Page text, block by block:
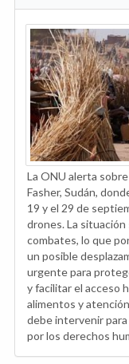
La ONU alerta
Fasher, Sudán,
19 y el 29 de
drones. La
combates, lo que
un posible
urgente para
y facilitar el acceso
alimentos y
debe intervenir
por los derechos